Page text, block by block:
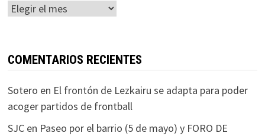
Histórico
COMENTARIOS RECIENTES
Sotero en El frontón de Lezkairu se adapta para poder
acoger partidos de frontball
SJCen Paseo por el barrio (5 de mayo) y FORO DE